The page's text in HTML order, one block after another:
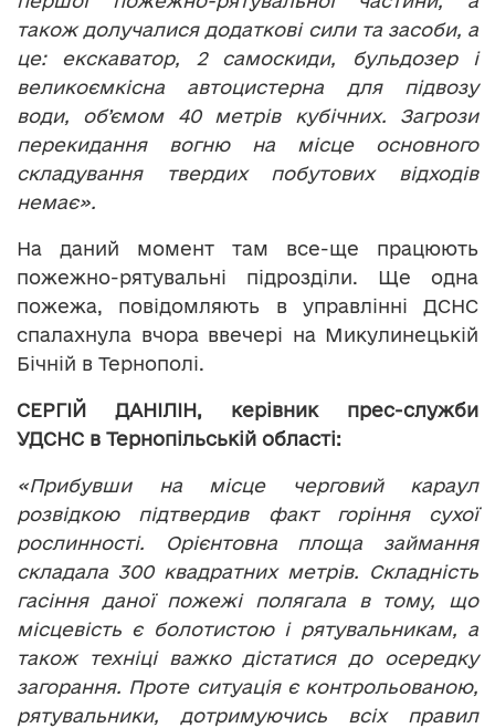
також долучалися додаткові сили та засоби, а
це: екскаватор, 2 самоскиди, бульдозер і
великоємкісна автоцистерна для підвозу
води, об’ємом 40 метрів кубічних. Загрози
перекидання вогню на місце основного
складування твердих побутових відходів
немає».
На даний момент там все-ще працюють
пожежно-рятувальні підрозділи. Ще одна
пожежа, повідомляють в управлінні ДСНС
спалахнула вчора ввечері на Микулинецькій
Бічній в Тернополі.
СЕРГІЙ ДАНІЛІН, керівник прес-служби
УДСНС в Тернопільській області:
«Прибувши на місце черговий караул
розвідкою підтвердив факт горіння сухої
рослинності. Орієнтовна площа займання
складала 300 квадратних метрів. Складність
гасіння даної пожежі полягала в тому, що
місцевість є болотистою і рятувальникам, а
також техніці важко дістатися до осередку
загорання. Проте ситуація є контрольованою,
рятувальники, дотримуючись всіх правил